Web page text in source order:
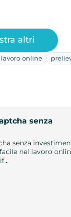
lavoro online
senza
senza
nel lavoro
altri